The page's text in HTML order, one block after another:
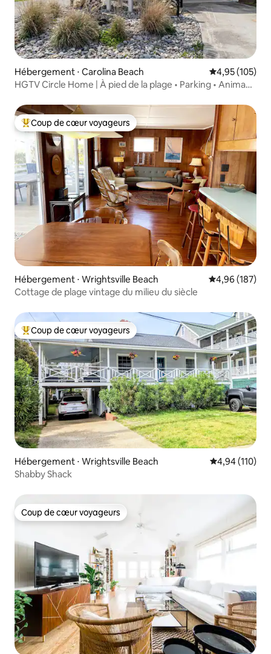
Hébergement ⋅ Carolina Beach Évaluation
4,95 (105)
HGTV Circle Home | À pied de la plage • Parking • Animaux
Coups de cœur voyageurs les plus appréciés
Coup de cœur voyageurs
Hébergement ⋅ Wrightsville Beach Évaluation
4,96 (187)
Cottage de plage vintage du milieu du siècle
Coups de cœur voyageurs les plus appréciés
Coup de cœur voyageurs
Hébergement ⋅ Wrightsville Beach Évaluation
4,94 (110)
Shabby Shack
Coup de cœur voyageurs
Coup de cœur voyageurs